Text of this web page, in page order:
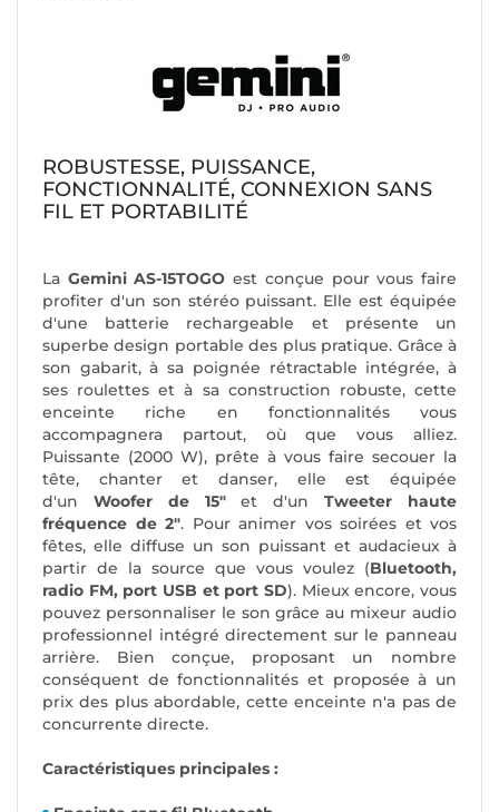
ROBUSTESSE, PUISSANCE,
FONCTIONNALITÉ, CONNEXION SANS
FIL ET PORTABILITÉ
La Gemini AS-15TOGO est conçue pour vous faire
profiter d'un son stéréo puissant. Elle est équipée
d'une batterie rechargeable et présente un
superbe design portable des plus pratique. Grâce à
son gabarit, à sa poignée rétractable intégrée, à
ses roulettes et à sa construction robuste, cette
enceinte riche en fonctionnalités vous
accompagnera partout, où que vous alliez.
Puissante (2000 W), prête à vous faire secouer la
tête, chanter et danser, elle est équipée
d'un Woofer de 15"et d'unTweeter haute
fréquence de 2". Pour animer vos soirées et vos
fêtes, elle diffuse un son puissant et audacieux à
partir de la source que vous voulez (Bluetooth,
radio FM, port USB et port SD). Mieux encore, vous
pouvez personnaliser le son grâce au mixeur audio
professionnel intégré directement sur le panneau
arrière. Bien conçue, proposant un nombre
conséquent de fonctionnalités et proposée à un
prix des plus abordable, cette enceinte n'a pas de
concurrente directe.
Caractéristiques principales :